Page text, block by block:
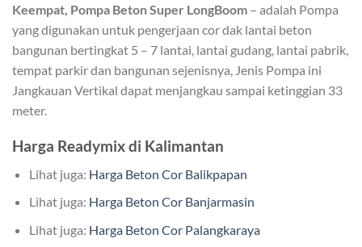
Keempat, Pompa Beton Super LongBoom – adalah Pompa
yang digunakan untuk pengerjaan cor dak lantai beton
bangunan bertingkat 5 – 7 lantai, lantai gudang, lantai pabrik,
tempat parkir dan bangunan sejenisnya, Jenis Pompa ini
Jangkauan Vertikal dapat menjangkau sampai ketinggian 33
meter.
Harga Readymix di Kalimantan
Lihat juga: Harga Beton Cor Balikpapan
Lihat juga: Harga Beton Cor Banjarmasin
Lihat juga: Harga Beton Cor Palangkaraya